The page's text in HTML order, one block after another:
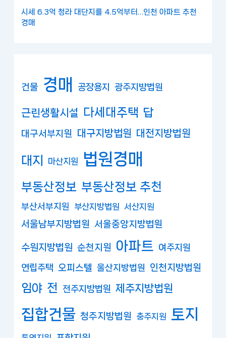
시세 6.3억 청라 대단지를 4.5억부터…인천 아파트 추천
경매
건물 경매 공장용지 광주지방법원
근린생활시설 다세대주택 답
대구서부지원 대구지방법원 대전지방법원
대지 마산지원 법원경매
부동산정보 부동산정보 추천
부산서부지원 부산지방법원 서산지원
서울남부지방법원 서울중앙지방법원
수원지방법원 순천지원 아파트 여주지원
연립주택 오피스텔 울산지방법원 인천지방법원
임야 전 전주지방법원 제주지방법원
집합건물 청주지방법원 충주지원 토지